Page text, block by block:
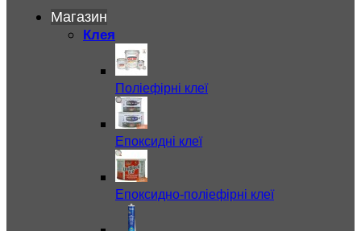
Магазин
Клея
Поліефірні клеї
Епоксидні клеї
Епоксидно-поліефірні клеї